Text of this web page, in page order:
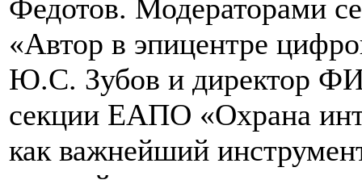
Федотов. Модераторами
«Автор в эпицентре
Ю.С. Зубов и директор
секции ЕАПО «Охрана
как важнейший